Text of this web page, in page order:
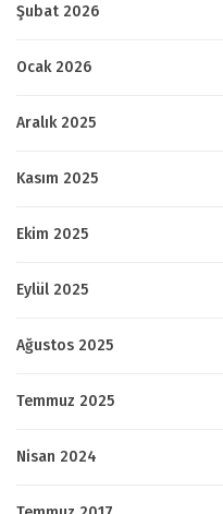
Şubat 2026
Ocak 2026
Aralık 2025
Kasım 2025
Ekim 2025
Eylül 2025
Ağustos 2025
Temmuz 2025
Nisan 2024